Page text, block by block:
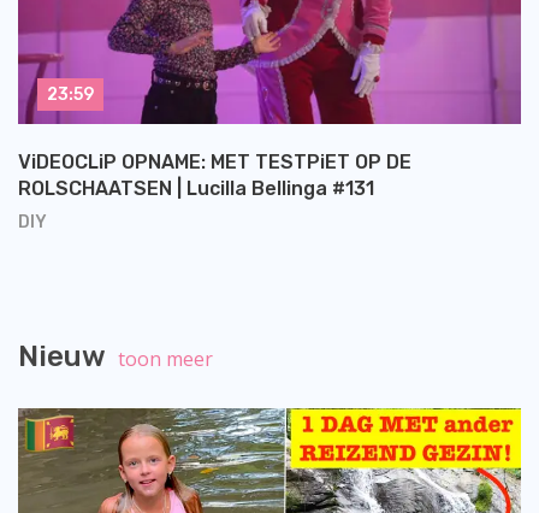
DIY
ViDEOCLiP OPNAME: MET TESTPiET OP DE
ROLSCHAATSEN | Lucilla Bellinga #131
23:59
Nieuw toon meer